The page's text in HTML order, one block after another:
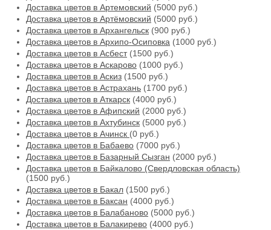
Доставка цветов в Артемовский (5000 руб.)
Доставка цветов в Артёмовский (5000 руб.)
Доставка цветов в Архангельск (900 руб.)
Доставка цветов в Архипо-Осиповка (1000 руб.)
Доставка цветов в Асбест(1500 руб.)
Доставка цветов в Аскарово (1000 руб.)
Доставка цветов в Аскиз (1500 руб.)
Доставка цветов в Астрахань (1700 руб.)
Доставка цветов в Аткарск (4000 руб.)
Доставка цветов в Афипский (2000 руб.)
Доставка цветов в Ахтубинск (5000 руб.)
Доставка цветов в Ачинск (0 руб.)
Доставка цветов в Бабаево (7000 руб.)
Доставка цветов в Базарный Сызган (2000 руб.)
Доставка цветов в Байкалово (Свердловская область)
(1500 руб.)
Доставка цветов в Бакал (1500 руб.)
Доставка цветов в Баксан (4000 руб.)
Доставка цветов в Балабаново (5000 руб.)
Доставка цветов в Балакирево (4000 руб.)